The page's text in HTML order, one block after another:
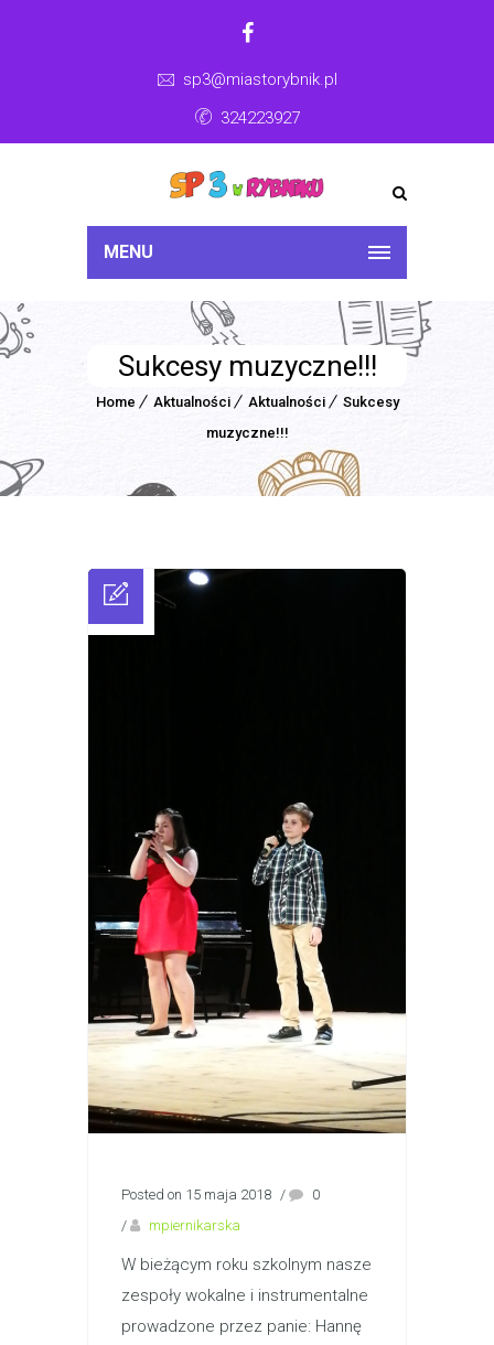
sp3@miastorybnik.pl
324223927
MENU
Sukcesy muzyczne!!!
Home Aktualności Aktualności
Sukcesy
muzyczne!!!
Posted on 15 maja 2018 /
0
/
mpiernikarska
W bieżącym roku szkolnym nasze
zespoły wokalne i instrumentalne
prowadzone przez panie: Hannę